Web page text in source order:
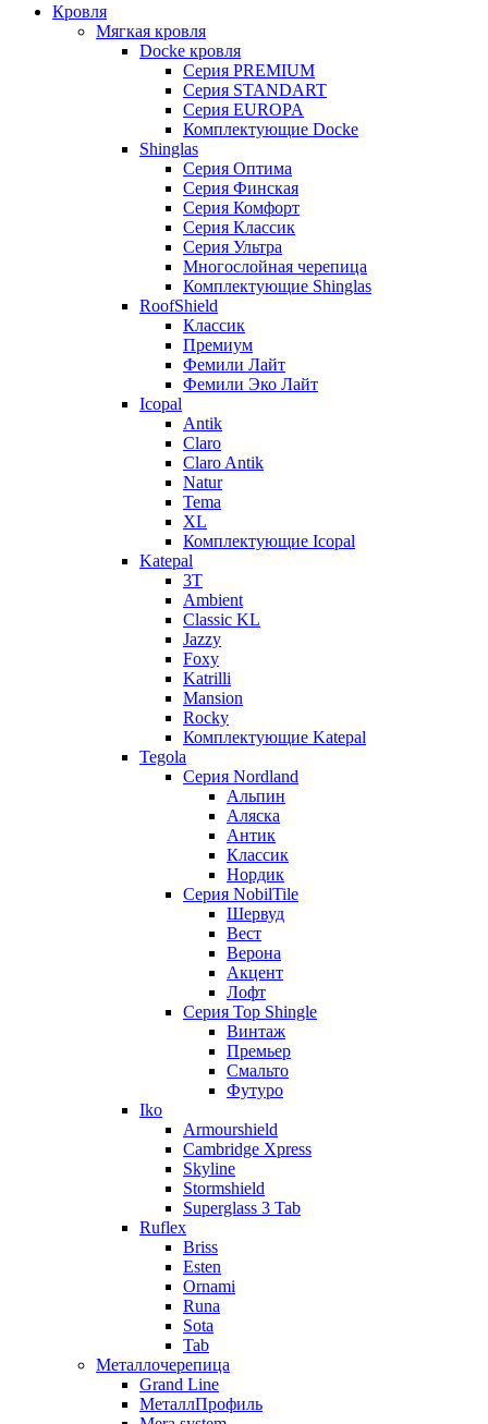
Кровля
Мягкая кровля
Docke кровля
Серия PREMIUM
Серия STANDART
Серия EUROPA
Комплектующие Docke
Shinglas
Серия Оптима
Серия Финская
Серия Комфорт
Серия Классик
Серия Ультра
Многослойная черепица
Комплектующие Shinglas
RoofShield
Классик
Премиум
Фемили Лайт
Фемили Эко Лайт
Icopal
Antik
Claro
Claro Antik
Natur
Tema
XL
Комплектующие Icopal
Katepal
3T
Ambient
Classic KL
Jazzy
Foxy
Katrilli
Mansion
Rocky
Комплектующие Katepal
Tegola
Серия Nordland
Альпин
Аляска
Антик
Классик
Нордик
Серия NobilTile
Шервуд
Вест
Верона
Акцент
Лофт
Серия Top Shingle
Винтаж
Премьер
Смальто
Футуро
Iko
Armourshield
Cambridge Xpress
Skyline
Stormshield
Superglass 3 Tab
Ruflex
Briss
Esten
Ornami
Runa
Sota
Tab
Металлочерепица
Grand Line
МеталлПрофиль